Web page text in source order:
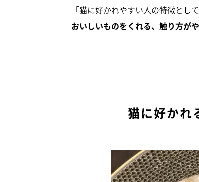
「猫に好かれやすい人の特徴として
おいしいものをくれる、触り方が
猫に好かれ